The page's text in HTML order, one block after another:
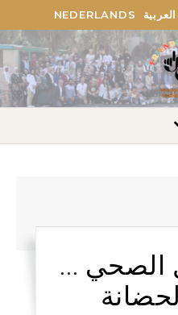
العربية NEDERLANDS
الصحي …